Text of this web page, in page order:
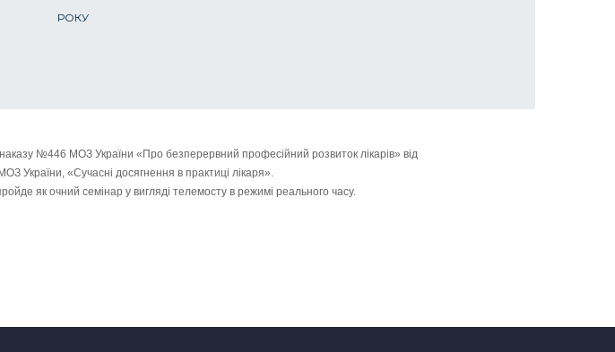
РОКУ
№446 МОЗ України «Про безперервний професійний розвиток лікарів» від
України, «Сучасні досягнення в практиці лікаря».
як очний семінар у вигляді телемосту в режимі реального часу.